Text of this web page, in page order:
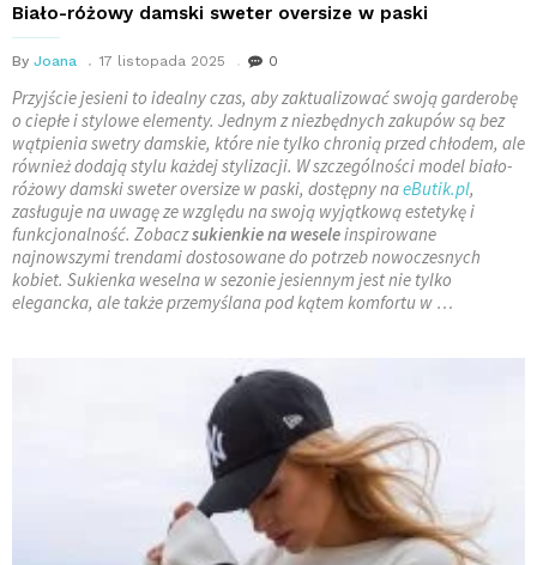
Biało-różowy damski sweter oversize w paski
By Joana 17 listopada 2025 0
Przyjście jesieni to idealny czas, aby zaktualizować swoją garderobę
o ciepłe i stylowe elementy. Jednym z niezbędnych zakupów są bez
wątpienia swetry damskie, które nie tylko chronią przed chłodem, ale
również dodają stylu każdej stylizacji. W szczególności model biało-
różowy damski sweter oversize w paski, dostępny naeButik.pl,
zasługuje na uwagę ze względu na swoją wyjątkową estetykę i
funkcjonalność. Zobaczsukienkie na weseleinspirowane
najnowszymi trendami dostosowane do potrzeb nowoczesnych
kobiet. Sukienka weselna w sezonie jesiennym jest nie tylko
elegancka, ale także przemyślana pod kątem komfortu w …